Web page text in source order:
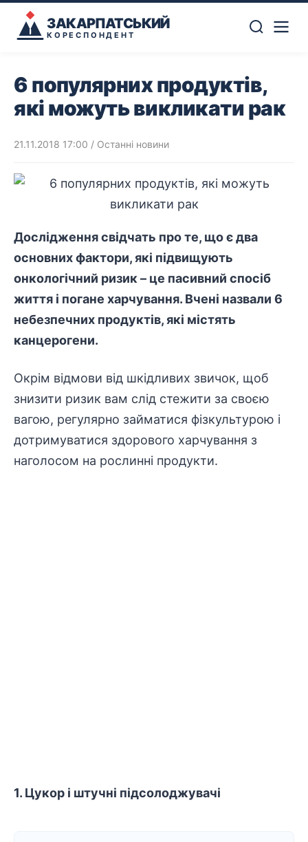
ЗАКАРПАТСЬКИЙ
КОРЕСПОНДЕНТ
6 популярних продуктів,
які можуть викликати рак
21.11.2018 17:00 / Останні новини
Дослідження свідчать про те, що є два
основних фактори, які підвищують
онкологічний ризик – це пасивний спосіб
життя і погане харчування. Вчені назвали 6
небезпечних продуктів, які містять
канцерогени.
Окрім відмови від шкідливих звичок, щоб
знизити ризик вам слід стежити за своєю
вагою, регулярно займатися фізкультурою і
дотримуватися здорового харчування з
наголосом на рослинні продукти.
1. Цукор і штучні підсолоджувачі